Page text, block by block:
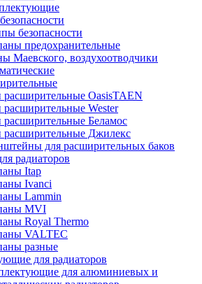
безопасности
предохранительные
Маевского, воздухоотводчики
расширительные OasisTAEN
расширительные Wester
расширительные Беламос
расширительные Джилекс
для расширительных баков
радиаторов
Itap
Ivanci
Lammin
MVI
Royal Thermo
VALTEC
разные
для радиаторов
для алюминиевых и